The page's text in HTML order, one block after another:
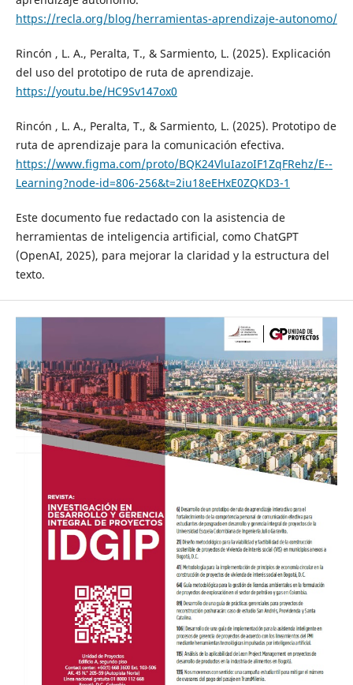
https://recla.org/blog/herramientas-aprendizaje-autonomo/
Rincón , L. A., Peralta, T., & Sarmiento, L. (2025). Explicación
del uso del prototipo de ruta de aprendizaje.
https://youtu.be/HC9Sv147ox0
Rincón , L. A., Peralta, T., & Sarmiento, L. (2025). Prototipo de
ruta de aprendizaje para la comunicación efectiva.
https://www.figma.com/proto/BQK24VluIazoIF1ZqFRehz/E--
Learning?node-id=806-256&t=2iu18eEHxE0ZQKD3-1
Este documento fue redactado con la asistencia de
herramientas de inteligencia artificial, como ChatGPT
(OpenAI, 2025), para mejorar la claridad y la estructura del
texto.